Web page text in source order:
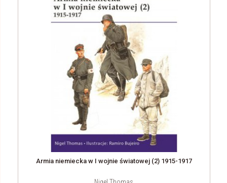
Armia niemiecka w I wojnie światowej (2) 1915-1917